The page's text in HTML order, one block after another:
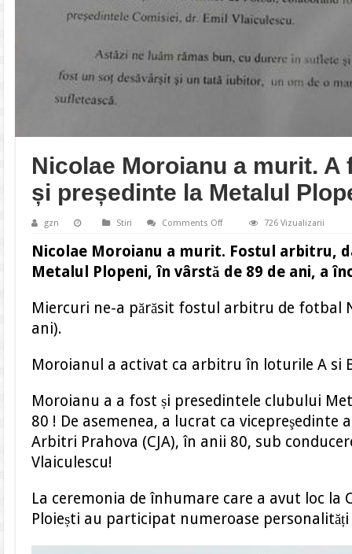
Nicolae Moroianu a murit.
și președinte la Metalul
gzn Stiri Comments Offon
a
murit.
A
dar
și
726 Vizualizarii
Nicolae Moroianu a murit. Fostul arbitru,
Metalul Plopeni, în vârstă de 89 de ani, a
Miercuri ne-a părăsit fostul arbitru de fotbal
ani).
Moroianul a activat ca arbitru în loturile A si
Moroianu a a fost și presedintele clubului
80 ! De asemenea, a lucrat ca vicepreşedinte
Arbitri Prahova (CJA), în anii 80, sub
Vlaiculescu!
La ceremonia de înhumare care a avut loc la
Ploiești au participat numeroase